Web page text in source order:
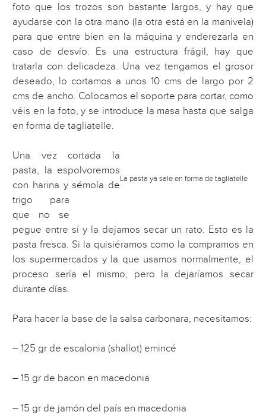
foto que los trozos son bastante largos, y hay que
ayudarse con la otra mano (la otra está en la manivela)
para que entre bien en la máquina y enderezarla en
caso de desvío. Es una estructura frágil, hay que
tratarla con delicadeza. Una vez tengamos el grosor
deseado, lo cortamos a unos 10 cms de largo por 2
cms de ancho. Colocamos el soporte para cortar, como
véis en la foto, y se introduce la masa hasta que salga
en forma de tagliatelle.
La pasta ya sale en forma de tagliatelle
Una vez cortada la
pasta, la espolvoremos
con harina y sémola de
trigo para
que no se
pegue entre sí y la dejamos secar un rato. Esto es la
pasta fresca. Si la quisiéramos como la compramos en
los supermercados y la que usamos normalmente, el
proceso sería el mismo, pero la dejaríamos secar
durante días.
Para hacer la base de la salsa carbonara, necesitamos:
– 125 gr de escalonia (shallot) emincé
– 15 gr de bacon en macedonia
– 15 gr de jamón del país en macedonia